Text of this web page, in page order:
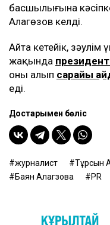
басшылығына
Алагөзов келді.
Айта кетейік,
жақында
оның алып сарайы
еді.
Достарыңмен бөліс
журналист Тұрсын
Баян Алагөзова
PR